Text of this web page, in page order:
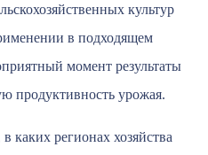
культур
в подходящем
момент результаты
продуктивность урожая.
каких регионах хозяйства